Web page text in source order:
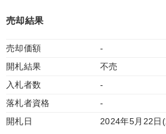
売却結果
売却価額
-
開札結果
不売
入札者数
-
落札者資格
-
開札日
2024年5月22日